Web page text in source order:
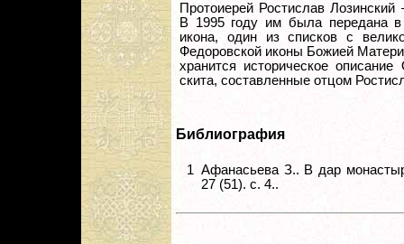
Протоиерей Ростислав
В 1995 году им была передана
икона, один из списков с
Федоровской иконы Божией
хранится историческое
скита, составленные отцом
Библиография
1 Афанасьева З.. В дар
27 (51). с. 4..